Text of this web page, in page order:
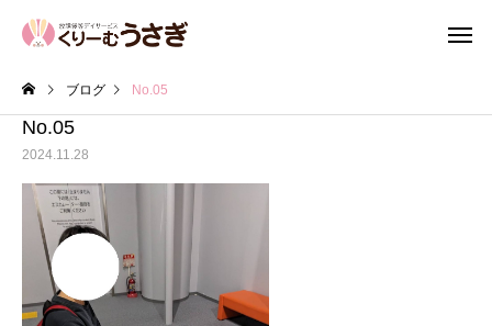
ブログ No.05
No.05
2024.11.28